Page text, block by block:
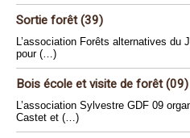
Sortie forêt (39)
L’association Forêts alternatives du
pour (…)
Bois école et visite de forêt (09)
L’association Sylvestre GDF 09
Castet et (…)